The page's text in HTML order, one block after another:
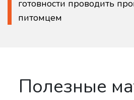
готовности проводить
питомцем
Полезные